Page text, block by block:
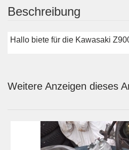
Beschreibung
Hallo biete für die Kawasaki
Weitere Anzeigen dieses